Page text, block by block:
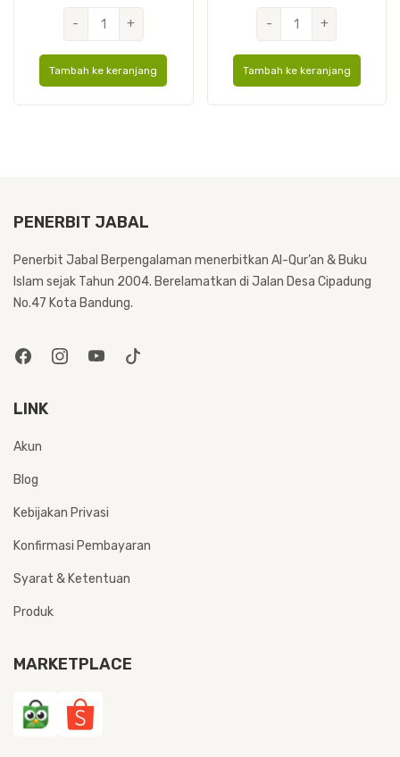
-
Kuantitas
Mufassir
Cover
A6
+
Tambah ke keranjang
-
Kuantitas
Raihan
Cover
A5
+
Tambah ke keranjang
PENERBIT JABAL
Penerbit Jabal Berpengalaman menerbitkan Al-Qur’an & Buku
Islam sejak Tahun 2004. Berelamatkan di Jalan Desa Cipadung
No.47 Kota Bandung.
LINK
Akun
Blog
Kebijakan Privasi
Konfirmasi Pembayaran
Syarat & Ketentuan
Produk
MARKETPLACE